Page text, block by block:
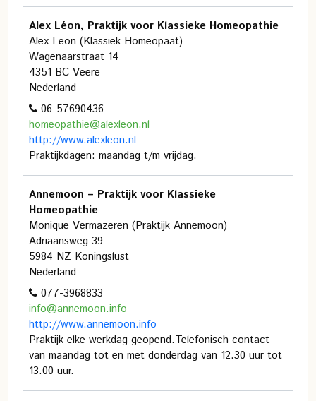
Alex Léon, Praktijk voor Klassieke Homeopathie
Alex Leon (Klassiek Homeopaat)
Wagenaarstraat 14
4351 BC Veere
Nederland
06-57690436
homeopathie@alexleon.nl
http://www.alexleon.nl
Praktijkdagen: maandag t/m vrijdag.
Annemoon – Praktijk voor Klassieke
Homeopathie
Monique Vermazeren (Praktijk Annemoon)
Adriaansweg 39
5984 NZ Koningslust
Nederland
077-3968833
info@annemoon.info
http://www.annemoon.info
Praktijk elke werkdag geopend.Telefonisch contact
van maandag tot en met donderdag van 12.30 uur tot
13.00 uur.